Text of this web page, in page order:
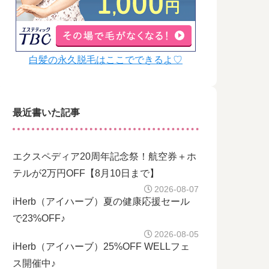
白髪の永久脱毛はここでできるよ♡
最近書いた記事
エクスペディア20周年記念祭！航空券＋ホ
テルが2万円OFF【8月10日まで】
2026-08-07
iHerb（アイハーブ）夏の健康応援セール
で23%OFF♪
2026-08-05
iHerb（アイハーブ）25%OFF WELLフェ
ス開催中♪